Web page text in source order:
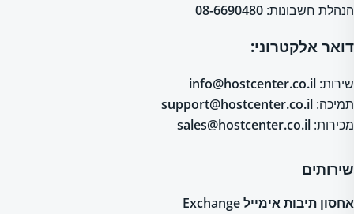
הנהלת חשבונות: 08-6690480
דואר אלקטרוני:
שירות: info@hostcenter.co.il
תמיכה: support@hostcenter.co.il
מכירות: sales@hostcenter.co.il
שירותים
אחסון תיבות אימייל Exchange